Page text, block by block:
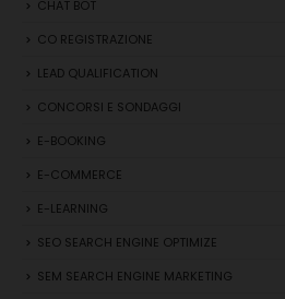
CHAT BOT
CO REGISTRAZIONE
LEAD QUALIFICATION
CONCORSI E SONDAGGI
E-BOOKING
E-COMMERCE
E-LEARNING
SEO SEARCH ENGINE OPTIMIZE
SEM SEARCH ENGINE MARKETING